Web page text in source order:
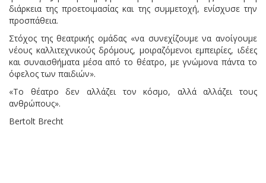
διάρκεια της προετοιμασίας και της συμμετοχή, ενίσχυσε την
προσπάθεια.
Στόχος της θεατρικής ομάδας «να συνεχίζουμε να ανοίγουμε
νέους καλλιτεχνικούς δρόμους, μοιραζόμενοι εμπειρίες, ιδέες
και συναισθήματα μέσα από το θέατρο, με γνώμονα πάντα το
όφελος των παιδιών».
«Το θέατρο δεν αλλάζει τον κόσμο, αλλά αλλάζει τους
ανθρώπους».
Bertolt Brecht